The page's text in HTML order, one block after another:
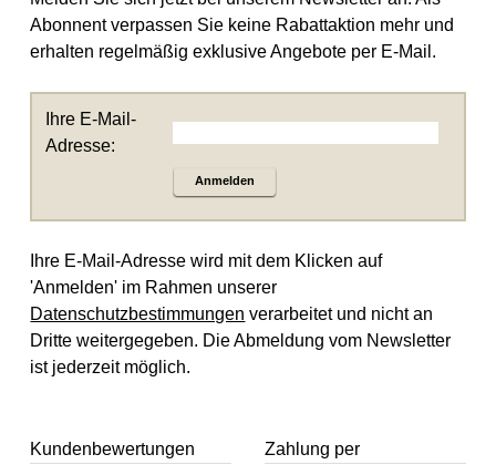
Abonnent verpassen Sie keine Rabattaktion mehr und
erhalten regelmäßig exklusive Angebote per E-Mail.
Ihre E-Mail-
Adresse:
Anmelden
Ihre E-Mail-Adresse wird mit dem Klicken auf
'Anmelden' im Rahmen unserer
Datenschutzbestimmungen verarbeitet und nicht an
Dritte weitergegeben. Die Abmeldung vom Newsletter
ist jederzeit möglich.
Kundenbewertungen Zahlung per